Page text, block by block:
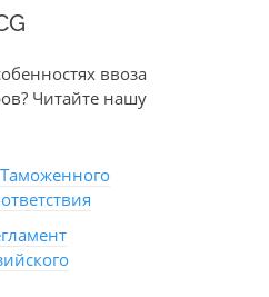
ввоза
Читайте нашу